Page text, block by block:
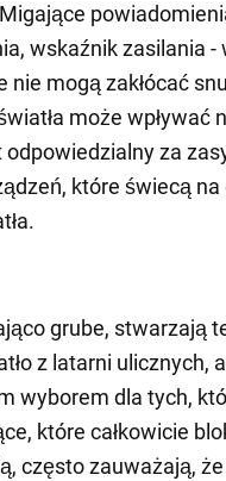
wskaźnik zasilania
nie mogą zakłócać
może wpływać
za
które świecą na
grube, stwarzają
z latarni ulicznych,
wyborem dla tych,
które całkowicie
często zauważają,